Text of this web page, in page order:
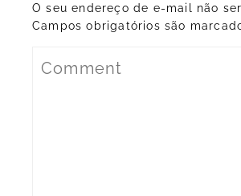
O seu endereço de e-mail não
Campos obrigatórios são